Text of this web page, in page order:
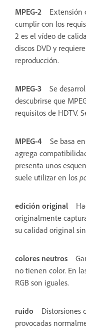
MPEG-2
Extensión
cumplir con los
2 es el vídeo de
discos DVD y
reproducción.
MPEG-3 Se
descubrirse que
requisitos de HDTV.
MPEG-4
Se basa
agrega
presenta unos
suele utilizar en los
edición original
originalmente
su calidad original
colores neutros
no tienen color. En
RGB son iguales.
ruido
Distorsiones
provocadas